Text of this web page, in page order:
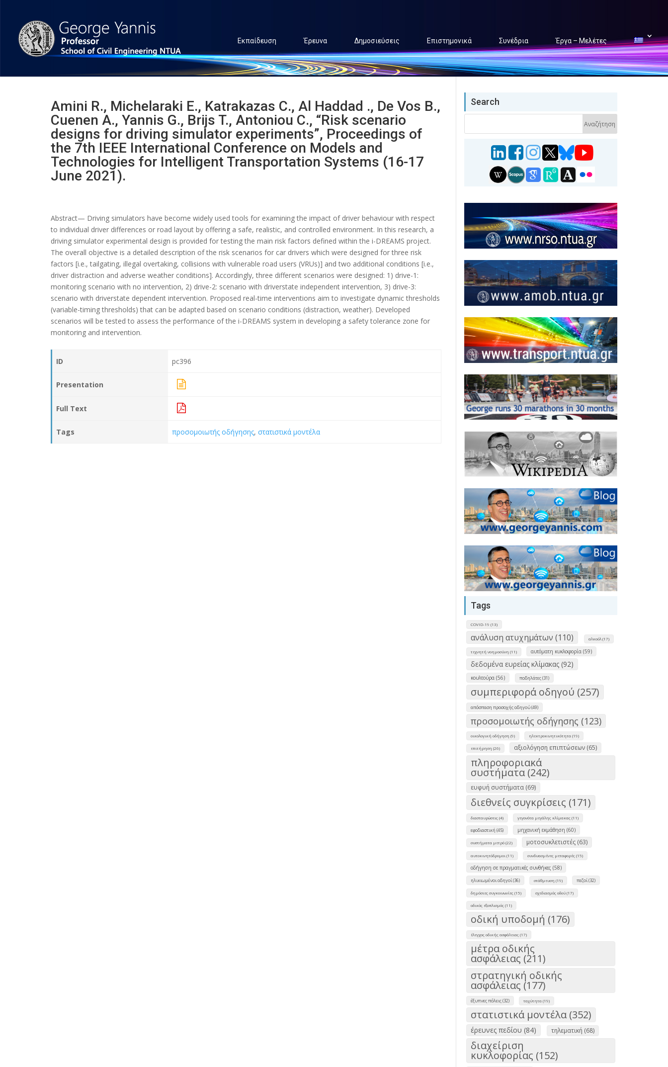
Εκπαίδευση Έρευνα Δημοσιεύσεις Επιστημονικά Συνέδρια Έργα – Μελέτες
Amini R., Michelaraki E., Katrakazas C., Al Haddad ., De Vos B.,
Cuenen A., Yannis G., Brijs T., Antoniou C., “Risk scenario
designs for driving simulator experiments”, Proceedings of
the 7th IEEE International Conference on Models and
Technologies for Intelligent Transportation Systems (16-17
June 2021).
Abstract— Driving simulators have become widely used tools for examining the impact of driver behaviour with respect
to individual driver differences or road layout by offering a safe, realistic, and controlled environment. In this research, a
driving simulator experimental design is provided for testing the main risk factors defined within the i-DREAMS project.
The overall objective is a detailed description of the risk scenarios for car drivers which were designed for three risk
factors [i.e., tailgating, illegal overtaking, collisions with vulnerable road users (VRUs)] and two additional conditions [i.e.,
driver distraction and adverse weather conditions]. Accordingly, three different scenarios were designed: 1) drive-1:
monitoring scenario with no intervention, 2) drive-2: scenario with driverstate independent intervention, 3) drive-3:
scenario with driverstate dependent intervention. Proposed real-time interventions aim to investigate dynamic thresholds
(variable-timing thresholds) that can be adapted based on scenario conditions (distraction, weather). Developed
scenarios will be tested to assess the performance of the i-DREAMS system in developing a safety tolerance zone for
monitoring and intervention.
ID pc396
Presentation
Full Text
Tags προσομοιωτής οδήγησης,στατιστικά μοντέλα
Search
Tags
COVID-19 (13)
ανάλυση ατυχημάτων (110) αλκοόλ (17)
τεχνητή νοημοσύνη (11) αυτόματη κυκλοφορία (59)
δεδομένα ευρείας κλίμακας (92)
κουλτούρα (56) ποδηλάτες (31)
συμπεριφορά οδηγού (257)
απόσπαση προσοχής οδηγού (49)
προσομοιωτής οδήγησης (123)
οικολογική οδήγηση (9) ηλεκτροκινητικότητα (19)
επιτήρηση (26) αξιολόγηση επιπτώσεων (65)
πληροφοριακά
συστήματα (242)
ευφυή συστήματα (69)
διεθνείς συγκρίσεις (171)
διασταυρώσεις (4) γεγονότα μεγάλης κλίμακας (11)
εφοδιαστική (45) μηχανική εκμάθηση (60)
συστήματα μετρό (22) μοτοσυκλετιστές (63)
αυτοκινητόδρομοι (11) συνδυασμένες μεταφορές (15)
οδήγηση σε πραγματικές συνθήκες (58)
ηλικιωμένοι οδηγοί (36) στάθμευση (19) πεζοί (32)
δημόσιες συγκοινωνίες (15) σχεδιασμός οδού (17)
οδικός εξοπλισμός (11)
οδική υποδομή (176)
έλεγχος οδικής ασφάλειας (17)
μέτρα οδικής
ασφάλειας (211)
στρατηγική οδικής
ασφάλειας (177)
έξυπνες πόλεις (32) ταχύτητα (19)
στατιστικά μοντέλα (352)
έρευνες πεδίου (84) τηλεματική (68)
διαχείριση
κυκλοφορίας (152)